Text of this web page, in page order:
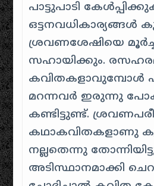
പാട്ടുപാടി
ഒട്ടനവധികാര്യങ്ങൾ
ശ്രവണശേഷിയെ
സഹായിക്കും.
കവിതകളാവുമ്പോൾ
മറന്നവർ ഇരുന്നു
കണ്ടിട്ടുണ്ട്.
കഥാകവിതകളാണു
നല്ലതെന്നു
അടിസ്ഥാനമാക്കി